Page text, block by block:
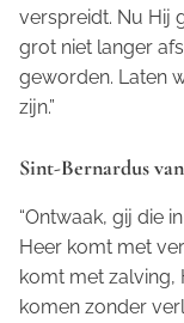
verspreidt. Nu Hij
grot niet langer
geworden. Laten
zijn.”
Sint-Bernardus
“Ontwaak, gij die
Heer komt met
komt met zalving,
komen zonder